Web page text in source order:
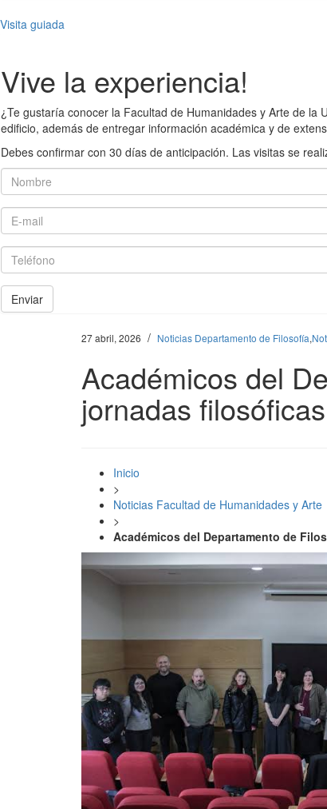
Visita guiada
Vive la experiencia!
¿Te gustaría conocer la Facultad de Humanidades y Arte de
edificio, además de entregar información académica y de
Debes confirmar con 30 días de anticipación. Las visitas se
Nombre
E-mail
Teléfono
Enviar
27 abril, 2026 / Noticias Departamento de Filosofía,
Académicos del
jornadas
Inicio
>
Noticias Facultad de Humanidades y Arte
>
Académicos del Departamento de